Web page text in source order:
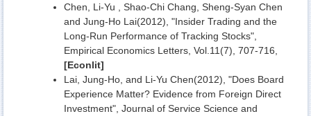
Chen, Li-Yu , Shao-Chi Chang, Sheng-Syan Chen
and Jung-Ho Lai(2012), "Insider Trading and the
Long-Run Performance of Tracking Stocks",
Empirical Economics Letters, Vol.11(7), 707-716,
[Econlit]
Lai, Jung-Ho, and Li-Yu Chen(2012), "Does Board
Experience Matter? Evidence from Foreign Direct
Investment", Journal of Service Science and